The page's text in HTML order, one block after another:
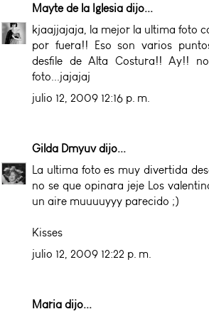
Mayte de la Iglesia dijo...
kjaajjajaja, la mejor la ultima foto
por fuera!! Eso son varios
desfile de Alta Costura!! Ay!!
foto...jajajaj
julio 12, 2009 12:16 p. m.
Gilda Dmyuvdijo...
La ultima foto es muy divertida
no se que opinara jeje Los
un aire muuuuyyy parecido ;)
Kisses
julio 12, 2009 12:22 p. m.
Maria dijo...